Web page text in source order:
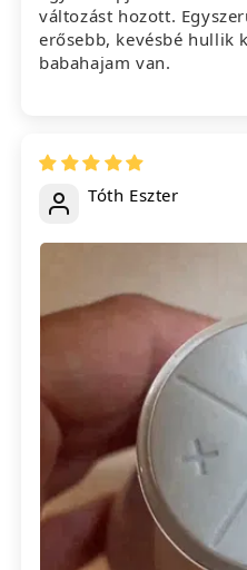
változást hozott.
erősebb, kevésbé hullik
babahajam van.
Tóth Eszter